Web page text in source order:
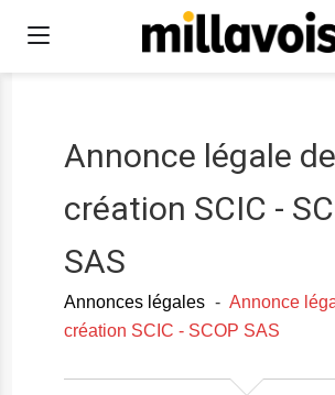
Annonce légale de
création SCIC -
SAS
Annonces légales - Annonce
création SCIC - SCOP SAS